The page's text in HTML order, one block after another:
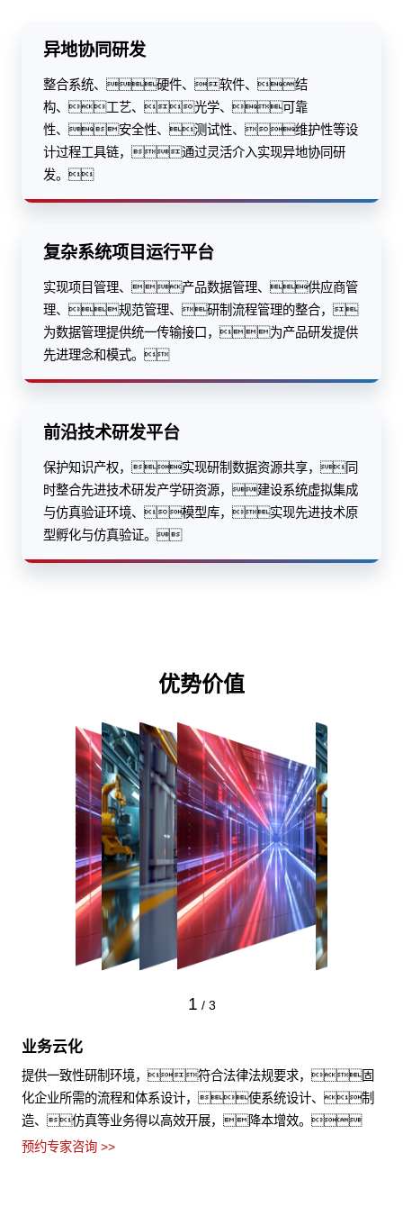
异地协同研发
整合系统、硬件、软件、结
构、工艺、光学、可靠
性、安全性、测试性、维护性等设
计过程工具链，通过灵活介入实现异地协同研
发。
复杂系统项目运行平台
实现项目管理、产品数据管理、供应商管
理、规范管理、研制流程管理的整合，
为数据管理提供统一传输接口，为产品研发提供
先进理念和模式。
前沿技术研发平台
保护知识产权，实现研制数据资源共享，同
时整合先进技术研发产学研资源，建设系统虚拟集成
与仿真验证环境、模型库，实现先进技术原
型孵化与仿真验证。
优势价值
1 / 3
业务云化
提供一致性研制环境，符合法律法规要求，固
化企业所需的流程和体系设计，使系统设计、制
造、仿真等业务得以高效开展，降本增效。
预约专家咨询 >>